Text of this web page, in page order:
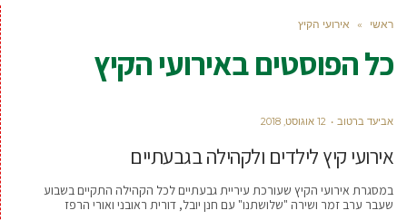
ראשי » אירועי הקיץ
כל הפוסטים באירועי הקיץ
אביעד ברטוב 12 אוגוסט, 2018
אירועי קיץ לילדים ולקהילה בגבעתיים
במסגרת אירועי הקיץ שעורכת עיריית גבעתיים לכל הקהילה התקיים בשבוע
שעבר ערב זמר ושירה "שלושתנו" עם חנן יובל, דורית ראובני ואורי הרפז